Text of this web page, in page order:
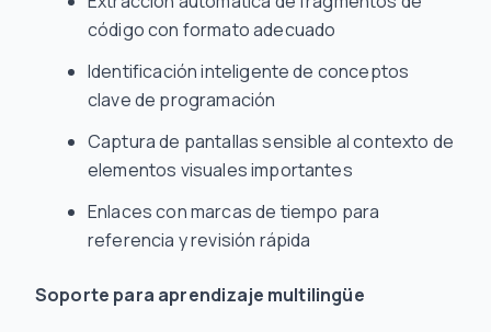
código con formato adecuado
Identificación inteligente de conceptos
clave de programación
Captura de pantallas sensible al contexto de
elementos visuales importantes
Enlaces con marcas de tiempo para
referencia y revisión rápida
Soporte para aprendizaje multilingüe